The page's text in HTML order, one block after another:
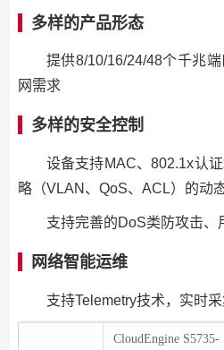
多样的产品形态
提供8/10/16/24/48个千兆
网需求
多样的安全控制
设备支持MAC、802.1x认
略（VLAN、QoS、ACL）的动
支持完善的DoS类防攻击、
网络智能运维
支持Telemetry技术，实时
CloudEngine S5735-